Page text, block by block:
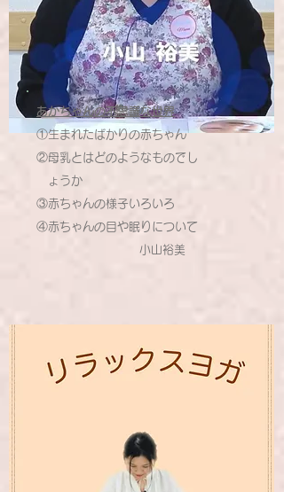
​あかちゃんの不思議な世界
①生まれたばかりの赤ちゃん
②母乳とはどのようなものでし
ょうか
③赤ちゃんの様子いろいろ
④赤ちゃんの目や眠りについて
小山裕美